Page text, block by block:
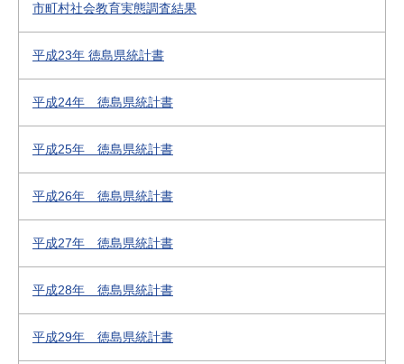
市町村社会教育実態調査結果
平成23年 徳島県統計書
平成24年 徳島県統計書
平成25年 徳島県統計書
平成26年 徳島県統計書
平成27年 徳島県統計書
平成28年 徳島県統計書
平成29年 徳島県統計書